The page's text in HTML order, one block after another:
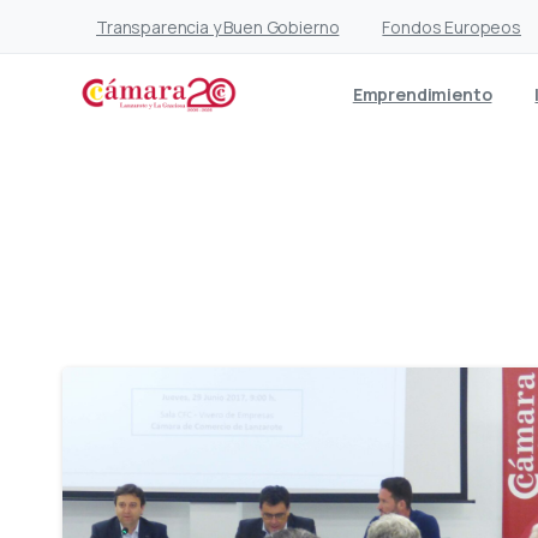
Transparencia y Buen Gobierno Fondos Europeos
Emprendimiento